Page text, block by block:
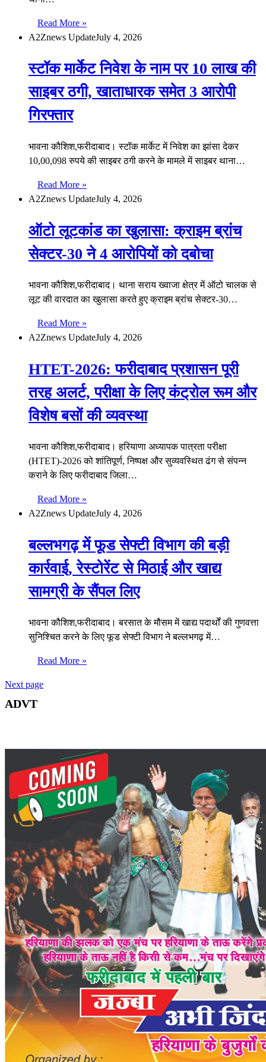
Read More »
A2Znews UpdateJuly 4, 2026
स्टॉक मार्केट निवेश के नाम पर 10 लाख की
साइबर ठगी, खाताधारक समेत 3 आरोपी
गिरफ्तार
भावना कौशिश,फरीदाबाद। स्टॉक मार्केट में निवेश का झांसा देकर
10,00,098 रुपये की साइबर ठगी करने के मामले में साइबर थाना…
Read More »
A2Znews UpdateJuly 4, 2026
ऑटो लूटकांड का खुलासा: क्राइम ब्रांच
सेक्टर-30 ने 4 आरोपियों को दबोचा
भावना कौशिश,फरीदाबाद। थाना सराय ख्वाजा क्षेत्र में ऑटो चालक से
लूट की वारदात का खुलासा करते हुए क्राइम ब्रांच सेक्टर-30…
Read More »
A2Znews UpdateJuly 4, 2026
HTET-2026: फरीदाबाद प्रशासन पूरी
तरह अलर्ट, परीक्षा के लिए कंट्रोल रूम और
विशेष बसों की व्यवस्था
भावना कौशिश,फरीदाबाद। हरियाणा अध्यापक पात्रता परीक्षा
(HTET)-2026 को शांतिपूर्ण, निष्पक्ष और सुव्यवस्थित ढंग से संपन्न
कराने के लिए फरीदाबाद जिला…
Read More »
A2Znews UpdateJuly 4, 2026
बल्लभगढ़ में फूड सेफ्टी विभाग की बड़ी
कार्रवाई, रेस्टोरेंट से मिठाई और खाद्य
सामग्री के सैंपल लिए
भावना कौशिश,फरीदाबाद। बरसात के मौसम में खाद्य पदार्थों की गुणवत्ता
सुनिश्चित करने के लिए फूड सेफ्टी विभाग ने बल्लभगढ़ में…
Read More »
Next page
ADVT